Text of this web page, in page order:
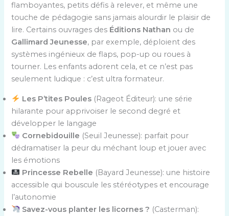
flamboyantes, petits défis à relever, et même une
touche de pédagogie sans jamais alourdir le plaisir de
lire. Certains ouvrages des Éditions Nathan ou de
Gallimard Jeunesse, par exemple, déploient des
systèmes ingénieux de flaps, pop-up ou roues à
tourner. Les enfants adorent cela, et ce n’est pas
seulement ludique : c’est ultra formateur.
Les P’tites Poules (Rageot Éditeur): une série
hilarante pour apprivoiser le second degré et
développer le langage
Cornebidouille (Seuil Jeunesse): parfait pour
dédramatiser la peur du méchant loup et jouer avec
les émotions
Princesse Rebelle (Bayard Jeunesse): une histoire
accessible qui bouscule les stéréotypes et encourage
l’autonomie
Savez-vous planter les licornes ? (Casterman):